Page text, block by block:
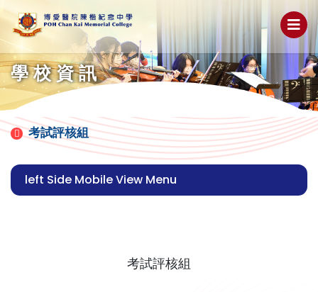
學校資訊
考試評核組
left Side Mobile View Menu
考試評核組